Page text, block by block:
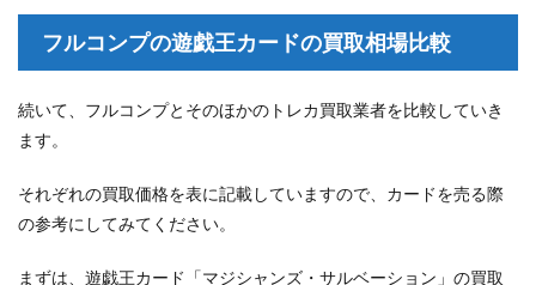
フルコンプの遊戯王カードの買取相場比較
続いて、フルコンプとそのほかのトレカ買取業者を比較していき
ます。
それぞれの買取価格を表に記載していますので、カードを売る際
の参考にしてみてください。
まずは、遊戯王カード「マジシャンズ・サルベーション」の買取